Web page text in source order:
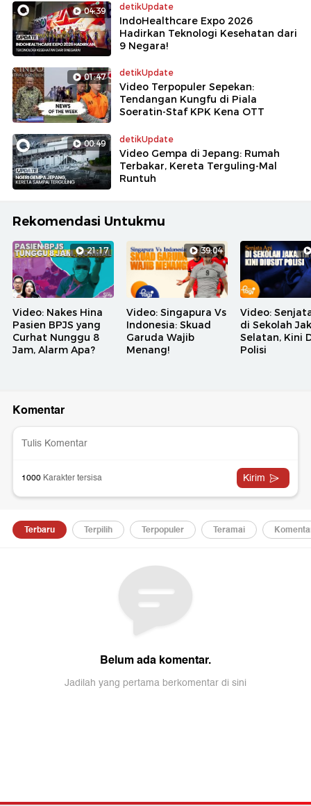
04:39 detikUpdate
IndoHealthcare Expo 2026
Hadirkan Teknologi Kesehatan dari
9 Negara!
01:47 detikUpdate
Video Terpopuler Sepekan:
Tendangan Kungfu di Piala
Soeratin-Staf KPK Kena OTT
00:49 detikUpdate
Video Gempa di Jepang: Rumah
Terbakar, Kereta Terguling-Mal
Runtuh
Rekomendasi Untukmu
21:17
Video: Nakes Hina
Pasien BPJS yang
Curhat Nunggu 8
Jam, Alarm Apa?
39:04
Video: Singapura Vs
Indonesia: Skuad
Garuda Wajib
Menang!
Video:
di Sekolah
Selatan, Kini
Polisi